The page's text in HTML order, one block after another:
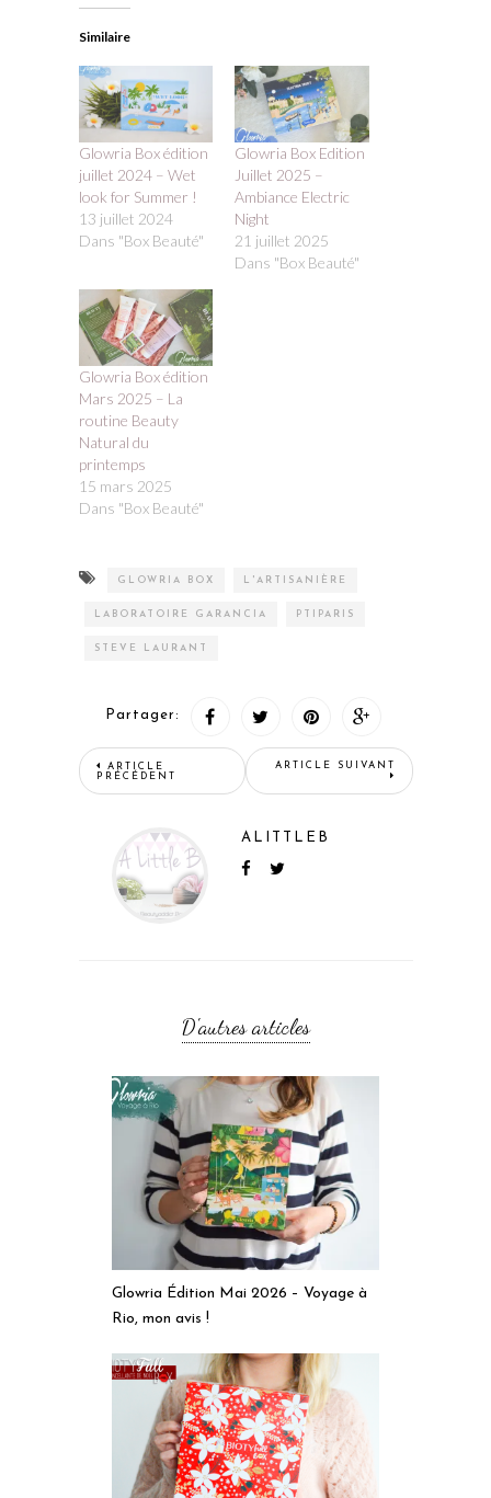
Similaire
Glowria Box édition
juillet 2024 – Wet
look for Summer !
13 juillet 2024
Dans "Box Beauté"
Glowria Box Edition
Juillet 2025 –
Ambiance Electric
Night
21 juillet 2025
Dans "Box Beauté"
Glowria Box édition
Mars 2025 – La
routine Beauty
Natural du
printemps
15 mars 2025
Dans "Box Beauté"
GLOWRIA BOX L'ARTISANIÈRE
LABORATOIRE GARANCIA PTIPARIS
STEVE LAURANT
Partager:
ARTICLE
PRÉCÉDENT
ARTICLE SUIVANT
ALITTLEB
D'autres articles
Glowria Édition Mai 2026 – Voyage à
Rio, mon avis !